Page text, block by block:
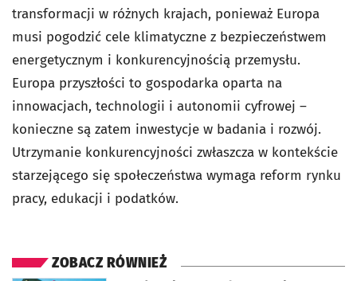
transformacji w różnych krajach, ponieważ Europa
musi pogodzić cele klimatyczne z bezpieczeństwem
energetycznym i konkurencyjnością przemysłu.
Europa przyszłości to gospodarka oparta na
innowacjach, technologii i autonomii cyfrowej –
konieczne są zatem inwestycje w badania i rozwój.
Utrzymanie konkurencyjności zwłaszcza w kontekście
starzejącego się społeczeństwa wymaga reform rynku
pracy, edukacji i podatków.
ZOBACZ RÓWNIEŻ